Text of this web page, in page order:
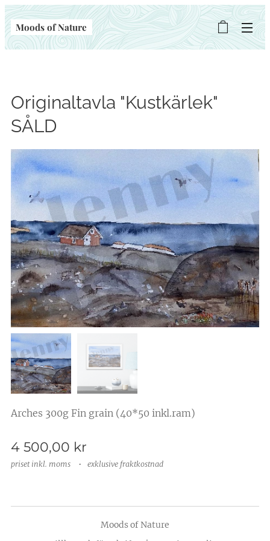
Moods of Nature
Originaltavla "Kustkärlek"
SÅLD
Arches 300g Fin grain (40*50 inkl.ram)
4 500,00 kr
priset inkl. moms exklusive fraktkostnad
Moods of Nature